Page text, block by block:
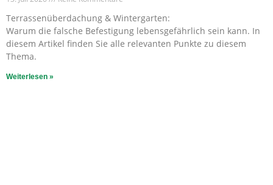
Terrassenüberdachung & Wintergarten:
Warum die falsche Befestigung lebensgefährlich sein kann. In
diesem Artikel finden Sie alle relevanten Punkte zu diesem
Thema.
Weiterlesen »